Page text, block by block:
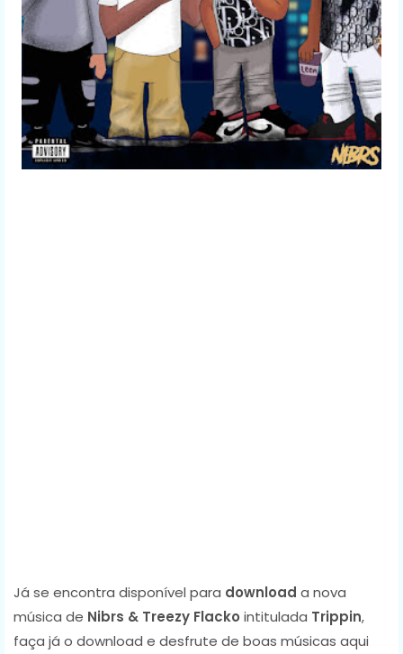
Já se encontra disponível para download a nova
música de Nibrs & Treezy Flacko intitulada Trippin,
faça já o download e desfrute de boas músicas aqui